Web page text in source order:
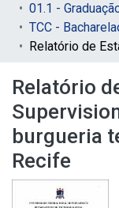
01.1 -
Relatório
burgueria
Recife